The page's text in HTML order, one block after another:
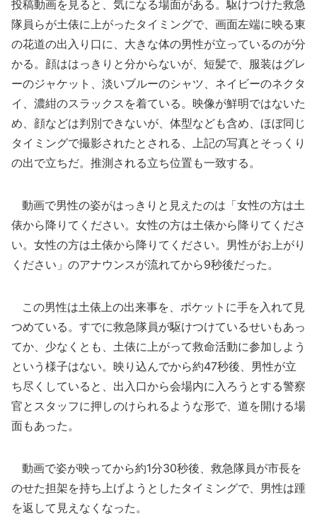
投稿動画を見ると、気になる場面がある。駆けつけた救急
隊員らが土俵に上がったタイミングで、画面左端に映る東
の花道の出入り口に、大きな体の男性が立っているのが分
かる。顔ははっきりと分からないが、短髪で、服装はグレ
ーのジャケット、淡いブルーのシャツ、ネイビーのネクタ
イ、濃紺のスラックスを着ている。映像が鮮明ではないた
め、顔などは判別できないが、体型なども含め、ほぼ同じ
タイミングで撮影されたとされる、上記の写真とそっくり
の出で立ちだ。推測される立ち位置も一致する。
動画で男性の姿がはっきりと見えたのは「女性の方は土
俵から降りてください。女性の方は土俵から降りてくださ
い。女性の方は土俵から降りてください。男性がお上がり
ください」のアナウンスが流れてから9秒後だった。
この男性は土俵上の出来事を、ポケットに手を入れて見
つめている。すでに救急隊員が駆けつけているせいもあっ
てか、少なくとも、土俵に上がって救命活動に参加しよう
という様子はない。映り込んでから約47秒後、男性が立
ち尽くしていると、出入口から会場内に入ろうとする警察
官とスタッフに押しのけられるような形で、道を開ける場
面もあった。
動画で姿が映ってから約1分30秒後、救急隊員が市長を
のせた担架を持ち上げようとしたタイミングで、男性は踵
を返して見えなくなった。